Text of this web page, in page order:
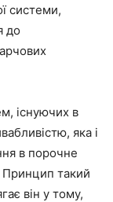
системи,
до
існуючих в
яка і
в порочне
Принцип такий
він у тому,